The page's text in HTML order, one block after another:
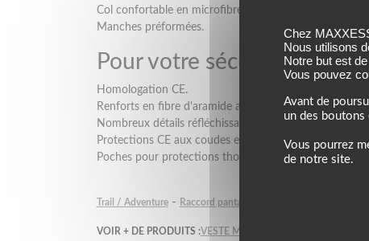
Col confortable en microfibre et tissu 3D.
Manches préformées.
Pour votre sécurité
Homologation CE.
Renforts en fibre d'aramide aux épaules.
Nombreux détails réfléchissants.
Protections CE aux coudes et aux épaules.
Poches pour protections thorax et dorsale (options).
Trail / Adventure - Raccord pantalon
VOIR + DE PRODUITS :VESTE MOTO ALPINESTARS
Chez
Nous utilisons
Notre but est
Vous pouvez
Avant de
un des boutons
Vous pourrez
de notre site.